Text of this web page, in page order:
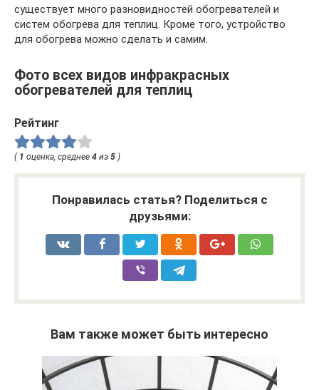
существует много разновидностей обогревателей и
систем обогрева для теплиц. Кроме того, устройство
для обогрева можно сделать и самим.
Фото всех видов инфракрасных
обогревателей для теплиц
Рейтинг
( 1 оценка, среднее 4 из 5 )
Понравилась статья? Поделиться с
друзьями:
Вам также может быть интересно